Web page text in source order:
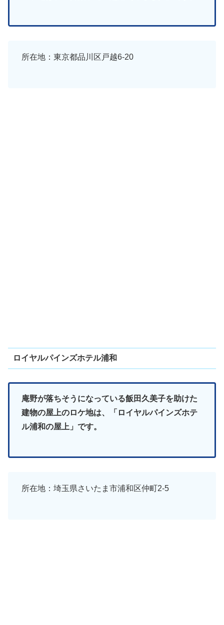
所在地：東京都品川区戸越6-20
ロイヤルパインズホテル浦和
庵野が落ちそうになっている飯田久美子を助けた
建物の屋上のロケ地は、「ロイヤルパインズホテ
ル浦和の屋上」です。
所在地：埼玉県さいたま市浦和区仲町2-5